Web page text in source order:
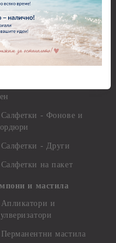
Салфетки - Кухненски
плодове и зеленчуци
Салфетки - Цветя и листа
Салфетки - Фонове и
Салфетки - Други
Салфетки на пакет
и мастила
Апликатори и
Перманентни мастила